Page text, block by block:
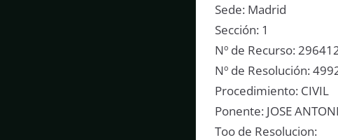
Sede: Madrid
Sección: 1
Nº de Recurso:
Nº de Resolución:
Procedimiento: CIVIL
Ponente: JOSE
Too de Resolucion: